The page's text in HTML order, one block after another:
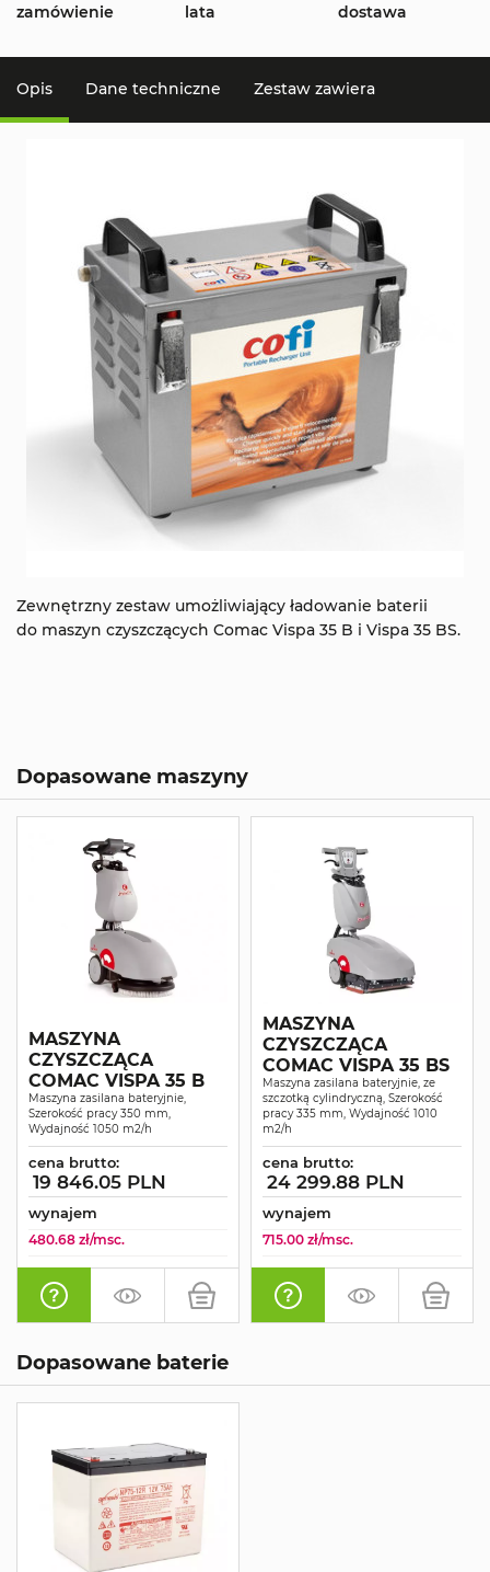
zamówienie
lata
dostawa
Opis Dane techniczne Zestaw zawiera
Zewnętrzny zestaw umożliwiający ładowanie baterii
do maszyn czyszczących Comac Vispa 35 B i Vispa 35 BS.
Dopasowane maszyny
MASZYNA
CZYSZCZĄCA
COMAC VISPA 35 B
Maszyna zasilana bateryjnie,
Szerokość pracy 350 mm,
Wydajność 1050 m2/h
cena brutto:
19 846.05 PLN
wynajem
480.68 zł/msc.
MASZYNA
CZYSZCZĄCA
COMAC VISPA 35 BS
Maszyna zasilana bateryjnie, ze
szczotką cylindryczną, Szerokość
pracy 335 mm, Wydajność 1010
m2/h
cena brutto:
24 299.88 PLN
wynajem
715.00 zł/msc.
Dopasowane baterie